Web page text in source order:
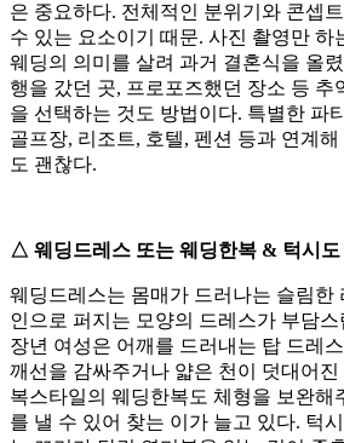
은 중요하다. 전체적인 분위기와 콘셉
수 있는 요소이기 때문. 사진 촬영만 하
웨딩의 의미를 살려 과거 결혼식을 올
행을 갔던 곳, 프로포즈했던 장소 등 추
을 선택하는 것도 방법이다. 특별한 파
골프장, 리조트, 호텔, 펜션 등과 연계
도 괜찮다.
△ 웨딩드레스 또는 웨딩한복 & 턱시도
웨딩드레스는 몸매가 드러나는 슬림한
인으로 퍼지는 모양의 드레스가 부담스
장년 여성은 어깨를 드러내는 탑 드레
깨선을 감싸주거나 얇은 천이 덧대어
복스타일의 웨딩한복도 체형을 보완해
를 낼 수 있어 찾는 이가 늘고 있다. 턱